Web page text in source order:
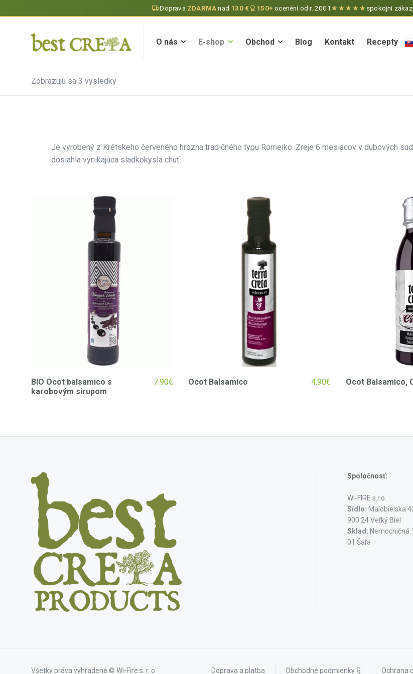
Doprava ZDARMAnad 130 € 150+ ocenéní od r. 2001 ★★★★★ spokojní
O nás E-shop Obchod Blog Kontakt Recepty
O nás E-shop Obchod Blog Kontakt Recepty
Zobrazujú sa 3 výsledky
Je vyrobený z Krétskeho červeného hrozna tradičného typu Romeiko. Zreje 6 mesiacov v dubových
dosiahla vynikajúca sladkokyslá chuť.
BIO Ocot balsamico s
karobovým sirupom
7.90€ Ocot Balsamico 4.90€ Ocot Balsamico,
Spoločnosť:
Wi-FIRE s.r.o.
Sídlo: Malobielska
900 24 Veľký Biel
Sklad: Nemocničná
01 Šaľa
Všetky práva vyhradené © Wi-Fire s. r. o Doprava a platba Obchodné podmienky § Ochrana